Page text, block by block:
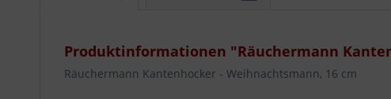
Produktinformationen "Räuchermann
Räuchermann Kantenhocker - Weihnachtsmann, 16 cm